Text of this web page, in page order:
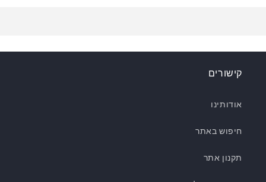
קישורים
אודותינו
חיפוש באתר
תקנון אתר